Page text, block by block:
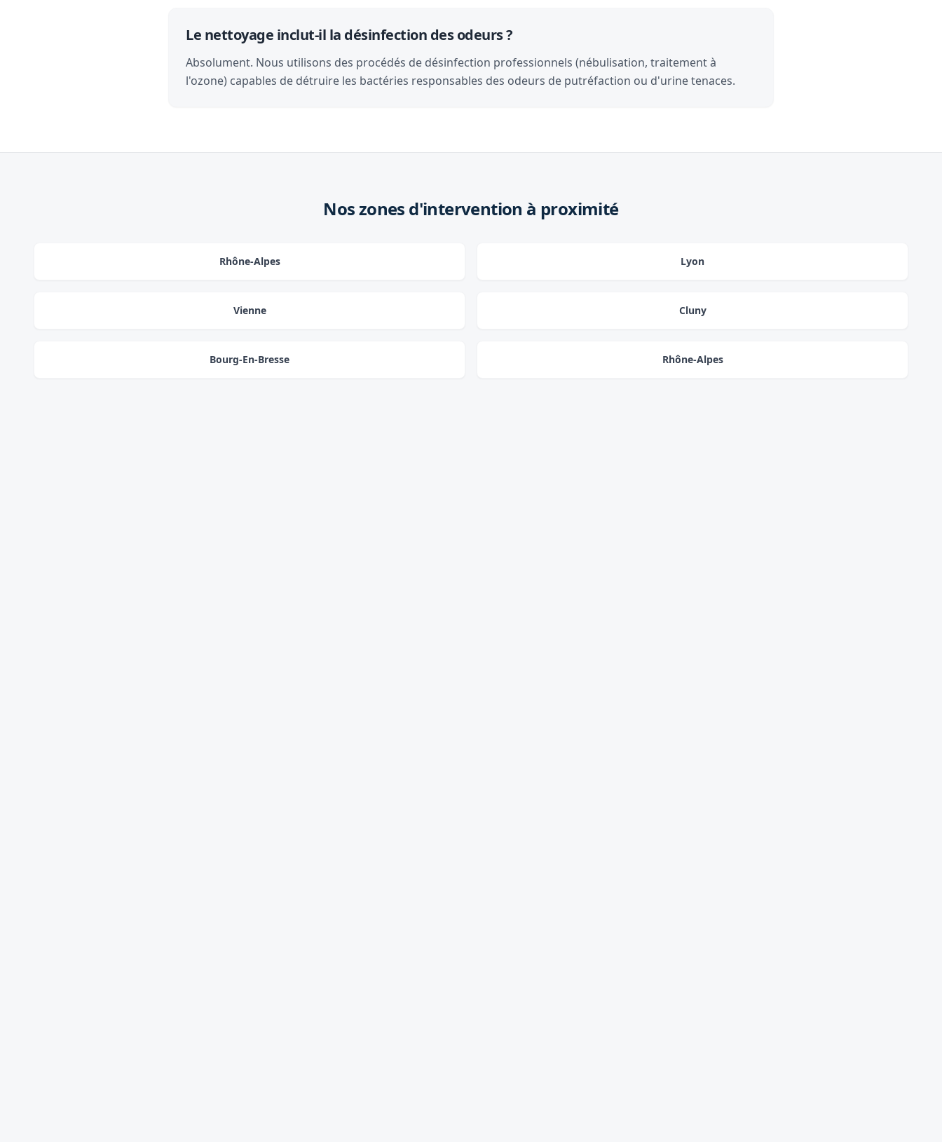
Le nettoyage inclut-il la désinfection des odeurs ?
Absolument. Nous utilisons des procédés de désinfection professionnels (nébulisation, traitement à
l'ozone) capables de détruire les bactéries responsables des odeurs de putréfaction ou d'urine tenaces.
Nos zones d'intervention à proximité
Rhône-Alpes Lyon
Vienne Cluny
Bourg-En-Bresse Rhône-Alpes